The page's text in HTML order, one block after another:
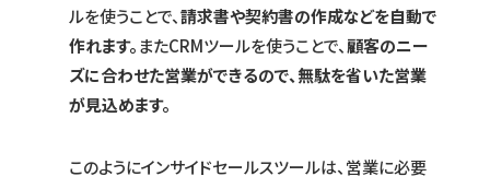
ルを使うことで、請求書や契約書の作成などを自動で
作れます。またCRMツールを使うことで、顧客のニー
ズに合わせた営業ができるので、無駄を省いた営業
が見込めます。
このようにインサイドセールスツールは、営業に必要